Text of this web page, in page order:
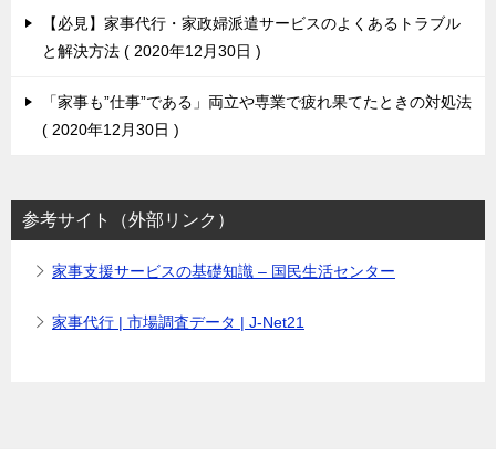
【必見】家事代行・家政婦派遣サービスのよくあるトラブル
と解決方法
2020年12月30日
「家事も”仕事”である」両立や専業で疲れ果てたときの対処法
2020年12月30日
参考サイト（外部リンク）
家事支援サービスの基礎知識 – 国民生活センター
家事代行 | 市場調査データ | J-Net21